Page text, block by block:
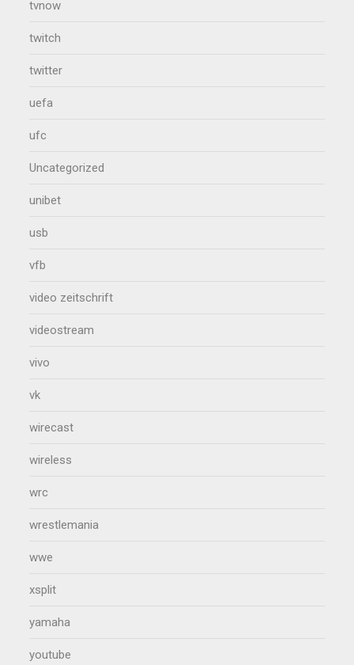
tvnow
twitch
twitter
uefa
ufc
Uncategorized
unibet
usb
vfb
video zeitschrift
videostream
vivo
vk
wirecast
wireless
wrc
wrestlemania
wwe
xsplit
yamaha
youtube